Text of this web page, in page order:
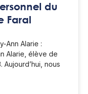
du
Faral
Ann Alarie :
Alarie, élève de
Aujourd’hui, nous